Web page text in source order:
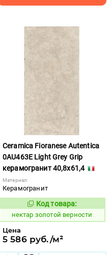
Ceramica Fioranese Autentica
0AU463E Light Grey Grip
керамогранит 40,8x61,4
Материал:
Керамогранит
1129131
Код товара:
нектар золотой верности
Цена
5 586 руб./м²